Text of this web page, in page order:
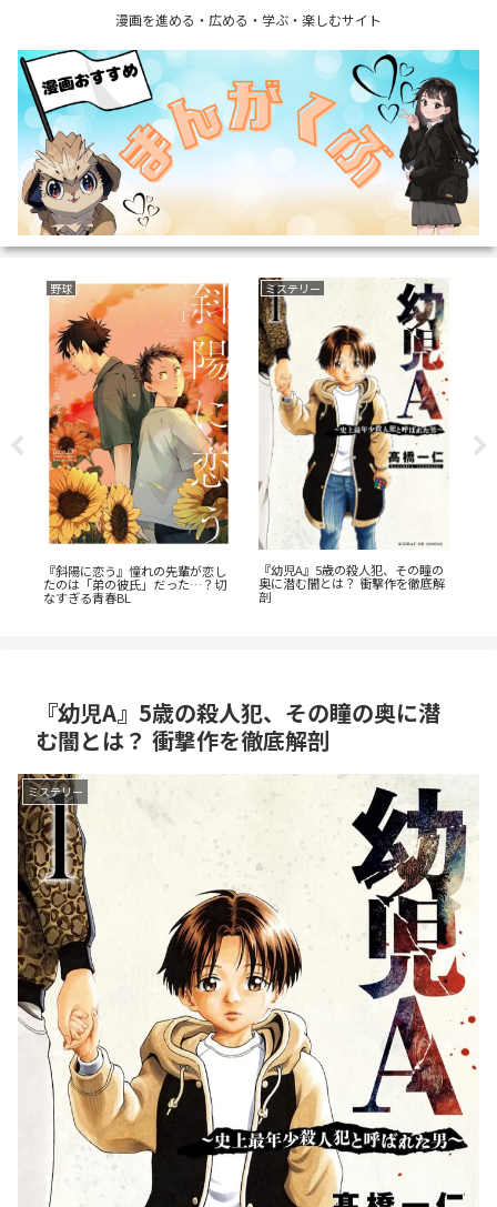
漫画を進める・広める・学ぶ・楽しむサイト
野球
『斜陽に恋う』憧れの先輩が恋し
たのは「弟の彼氏」だった…？切
なすぎる青春BL
ミステリー
『幼児A』5歳の殺人犯、その瞳の
奥に潜む闇とは？ 衝撃作を徹底解
剖
『幼児A』5歳の殺人犯、その瞳の奥に潜
む闇とは？ 衝撃作を徹底解剖
ミステリー